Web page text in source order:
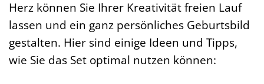
Herz können Sie Ihrer Kreativität freien Lauf
lassen und ein ganz persönliches Geburtsbild
gestalten. Hier sind einige Ideen und Tipps,
wie Sie das Set optimal nutzen können: